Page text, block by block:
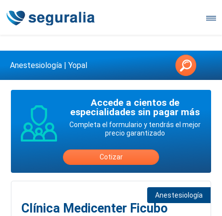
Contáctanos en 3147146006
Anestesiología | Yopal
Accede a cientos de
especialidades sin pagar más
Completa el formulario y tendrás el mejor
precio garantizado
Cotizar
Anestesiología
Clínica Medicenter Ficubo